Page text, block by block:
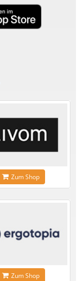
Zum Shop
Zum Shop